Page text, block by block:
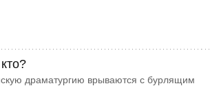
драматургию врываются с бурлящим